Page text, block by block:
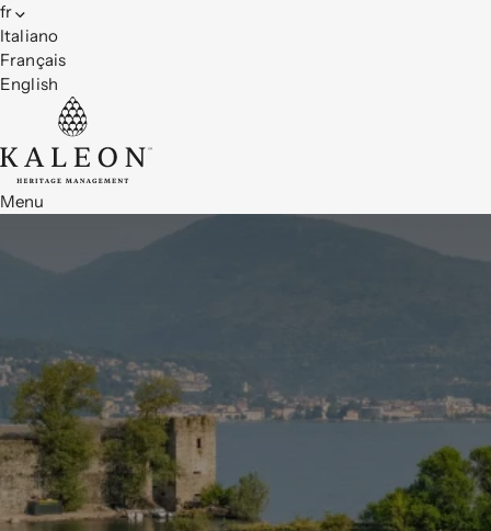
fr
Italiano
Français
English
Menu